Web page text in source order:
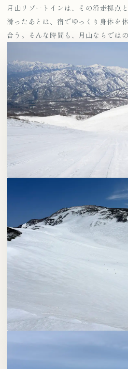
月山リゾートインは、その滑走拠点と
滑ったあとは、宿でゆっくり身体を
合う。そんな時間も、月山ならではの